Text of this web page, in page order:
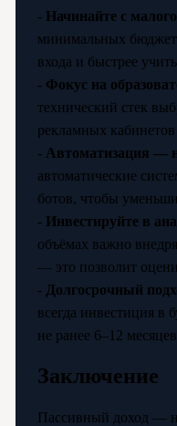
- Начинайте с малого
минимальных
входа и быстрее
- Фокус на
технический стек
рекламных
- Автоматизация —
автоматические
ботов, чтобы
- Инвестируйте в
объёмах важно
— это позволит
- Долгосрочный
всегда инвестиция в
не ранее 6–12
Заключение
Пассивный доход —